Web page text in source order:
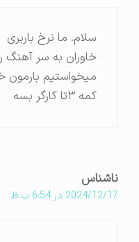
سلام. ما نرخ باربری
خاوران به سر آهنگ رو
میخواستیم بارمون خیلی
کمه ۳تا کارگر بسه
ناشناس
2024/12/17 در 6:54 ب.ظ